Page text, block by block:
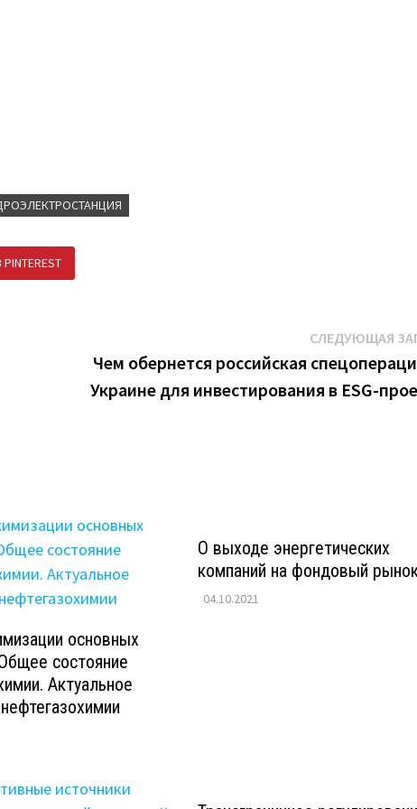
СЛЕДУЮЩАЯ
Чем обернется российская
Украине для инвестирования в ESG-
основных
состояние
Актуальное
О выходе энергетических
компаний на фондовый
04.10.2021